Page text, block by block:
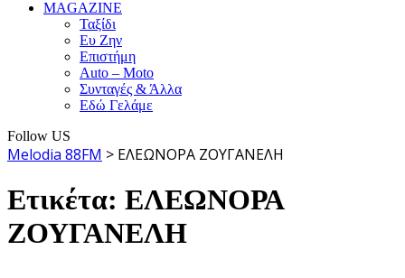
MAGAZINE
Ταξίδι
Ευ Ζην
Επιστήμη
Auto – Moto
Συνταγές & Άλλα
Εδώ Γελάμε
Follow US
Melodia 88FM > ΕΛΕΩΝΟΡΑ ΖΟΥΓΑΝΕΛΗ
Ετικέτα: ΕΛΕΩΝΟΡΑ
ΖΟΥΓΑΝΕΛΗ